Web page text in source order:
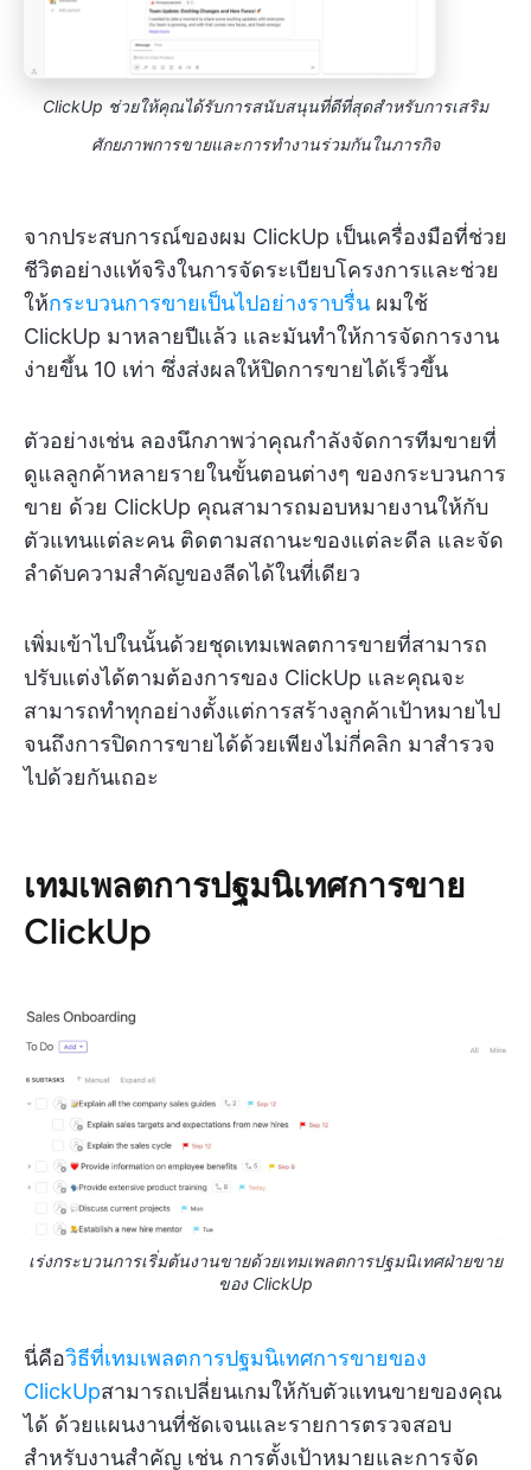
ClickUp ช่วยให้คุณได้รับการสนับสนุนที่ดีที่สุดสำหรับการเสริม
ศักยภาพการขายและการทำงานร่วมกันในภารกิจ
จากประสบการณ์ของผม ClickUp เป็นเครื่องมือที่ช่วย
ชีวิตอย่างแท้จริงในการจัดระเบียบโครงการและช่วย
ให้กระบวนการขายเป็นไปอย่างราบรื่น ผมใช้
ClickUp มาหลายปีแล้ว และมันทำให้การจัดการงาน
ง่ายขึ้น 10 เท่า ซึ่งส่งผลให้ปิดการขายได้เร็วขึ้น
ตัวอย่างเช่น ลองนึกภาพว่าคุณกำลังจัดการทีมขายที่
ดูแลลูกค้าหลายรายในขั้นตอนต่างๆ ของกระบวนการ
ขาย ด้วย ClickUp คุณสามารถมอบหมายงานให้กับ
ตัวแทนแต่ละคน ติดตามสถานะของแต่ละดีล และจัด
ลำดับความสำคัญของลีดได้ในที่เดียว
เพิ่มเข้าไปในนั้นด้วยชุดเทมเพลตการขายที่สามารถ
ปรับแต่งได้ตามต้องการของ ClickUp และคุณจะ
สามารถทำทุกอย่างตั้งแต่การสร้างลูกค้าเป้าหมายไป
จนถึงการปิดการขายได้ด้วยเพียงไม่กี่คลิก มาสำรวจ
ไปด้วยกันเถอะ
เทมเพลตการปฐมนิเทศการขาย
ClickUp
เร่งกระบวนการเริ่มต้นงานขายด้วยเทมเพลตการปฐมนิเทศฝ่ายขาย
ของ ClickUp
นี่คือวิธีที่เทมเพลตการปฐมนิเทศการขายของ
ClickUpสามารถเปลี่ยนเกมให้กับตัวแทนขายของคุณ
ได้ ด้วยแผนงานที่ชัดเจนและรายการตรวจสอบ
สำหรับงานสำคัญ เช่น การตั้งเป้าหมายและการจัด